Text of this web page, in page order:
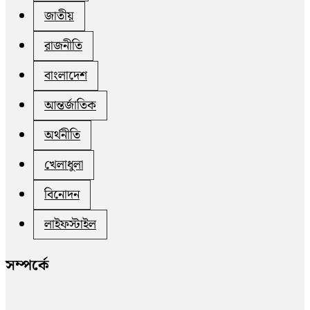
জাতীয়
রাজনীতি
বাংলাদেশ
আন্তর্জাতিক
অর্থনীতি
খেলাধুলা
বিনোদন
লাইফস্টাইল
সম্পর্কে